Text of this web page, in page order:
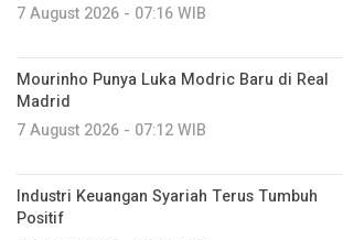
7 August 2026 - 07:16 WIB
Mourinho Punya Luka Modric Baru di Real
Madrid
7 August 2026 - 07:12 WIB
Industri Keuangan Syariah Terus Tumbuh
Positif